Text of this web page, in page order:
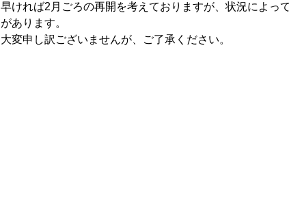
早ければ2月ごろの再開を考えておりますが、状況によっ
があります。
大変申し訳ございませんが、ご了承ください。